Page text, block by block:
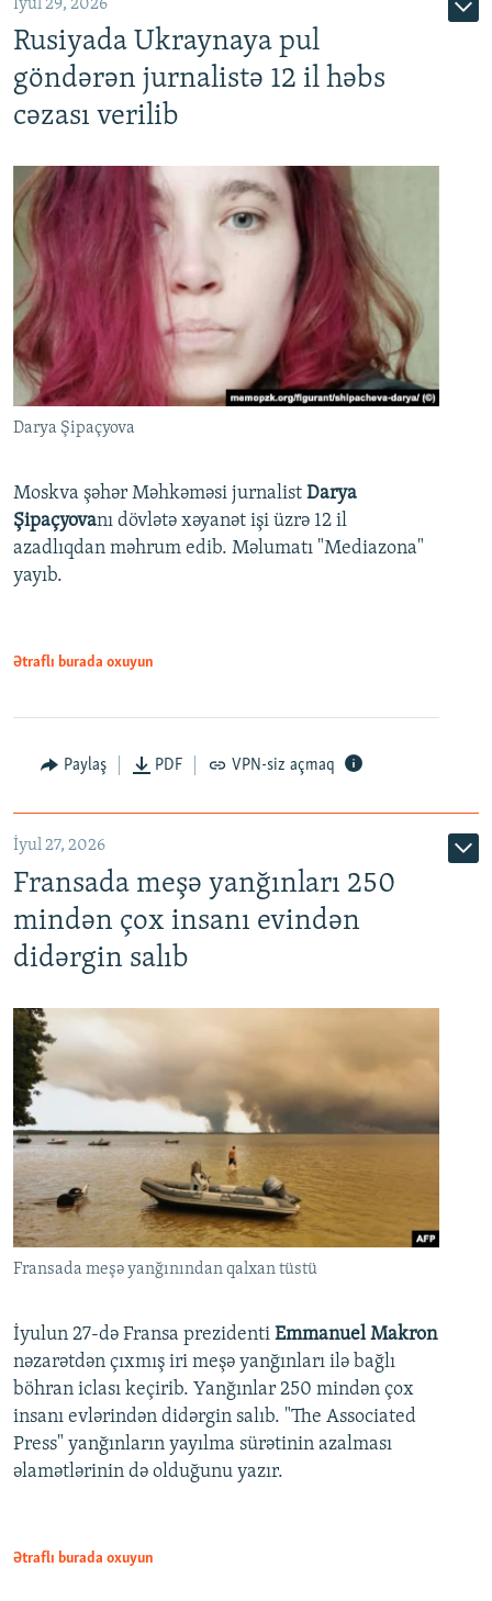
İyul 29, 2026
Rusiyada Ukraynaya pul
göndərən jurnalistə 12 il həbs
cəzası verilib
Darya Şipaçyova
Moskva şəhər Məhkəməsi jurnalist Darya
Şipaçyovanı dövlətə xəyanət işi üzrə 12 il
azadlıqdan məhrum edib. Məlumatı "Mediazona"
yayıb.
Ətraflı burada oxuyun
Paylaş PDF VPN-siz açmaq
İyul 27, 2026
Fransada meşə yanğınları 250
mindən çox insanı evindən
didərgin salıb
Fransada meşə yanğınından qalxan tüstü
İyulun 27-də Fransa prezidenti Emmanuel Makron
nəzarətdən çıxmış iri meşə yanğınları ilə bağlı
böhran iclası keçirib. Yanğınlar 250 mindən çox
insanı evlərindən didərgin salıb. "The Associated
Press" yanğınların yayılma sürətinin azalması
əlamətlərinin də olduğunu yazır.
Ətraflı burada oxuyun